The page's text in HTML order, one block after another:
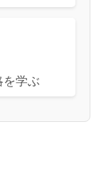
を学ぶ